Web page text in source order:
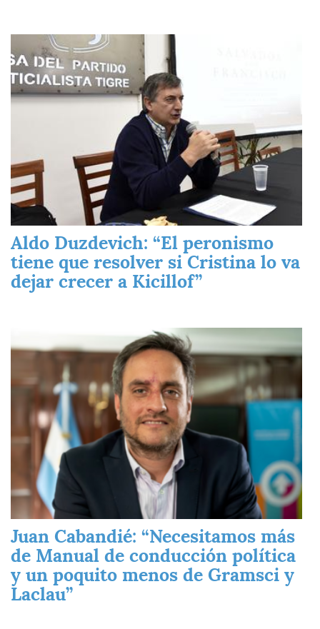
Aldo Duzdevich: “El peronismo
tiene que resolver si Cristina lo va
dejar crecer a Kicillof”
Juan Cabandié: “Necesitamos más
de Manual de conducción política
y un poquito menos de Gramsci y
Laclau”